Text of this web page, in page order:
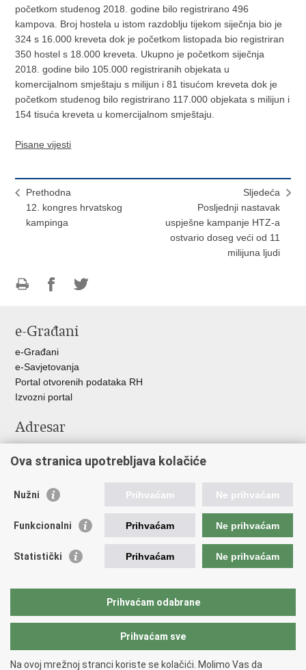
početkom studenog 2018. godine bilo registrirano 496
kampova. Broj hostela u istom razdoblju tijekom siječnja bio je
324 s 16.000 kreveta dok je početkom listopada bio registriran
350 hostel s 18.000 kreveta. Ukupno je početkom siječnja
2018. godine bilo 105.000 registriranih objekata u
komercijalnom smještaju s milijun i 81 tisućom kreveta dok je
početkom studenog bilo registrirano 117.000 objekata s milijun i
154 tisuća kreveta u komercijalnom smještaju.
Pisane vijesti
Prethodna
​12. kongres hrvatskog
kampinga
Sljedeća
Posljednji nastavak
uspješne kampanje HTZ-a
ostvario doseg veći od 11
milijuna ljudi
FacebookuTwitteru
e-Građani
e-Građani
e-Savjetovanja
Portal otvorenih podataka RH
Izvozni portal
Adresar
Adresar tijela javne vlasti
Korisne poveznice
Vlada RH
Predsjednik RH
Pravobraniteljica za ravnopravnost spolova
Povjerenik za informiranje
Ova stranica upotrebljava kolačiće
Nužni Prihvaćam Ne prihvaćam
Funkcionalni Prihvaćam Ne prihvaćam
Statistički Prihvaćam Ne prihvaćam
Prihvaćam odabrane
Prihvaćam sve
Na ovoj mrežnoj stranci koriste se kolačići. Molimo Vas da